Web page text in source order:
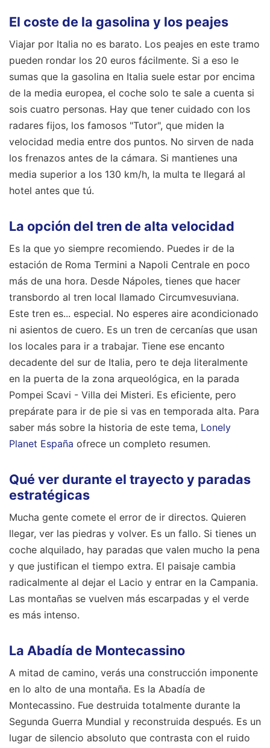
El coste de la gasolina y los peajes
Viajar por Italia no es barato. Los peajes en este tramo
pueden rondar los 20 euros fácilmente. Si a eso le
sumas que la gasolina en Italia suele estar por encima
de la media europea, el coche solo te sale a cuenta si
sois cuatro personas. Hay que tener cuidado con los
radares fijos, los famosos "Tutor", que miden la
velocidad media entre dos puntos. No sirven de nada
los frenazos antes de la cámara. Si mantienes una
media superior a los 130 km/h, la multa te llegará al
hotel antes que tú.
La opción del tren de alta velocidad
Es la que yo siempre recomiendo. Puedes ir de la
estación de Roma Termini a Napoli Centrale en poco
más de una hora. Desde Nápoles, tienes que hacer
transbordo al tren local llamado Circumvesuviana.
Este tren es... especial. No esperes aire acondicionado
ni asientos de cuero. Es un tren de cercanías que usan
los locales para ir a trabajar. Tiene ese encanto
decadente del sur de Italia, pero te deja literalmente
en la puerta de la zona arqueológica, en la parada
Pompei Scavi - Villa dei Misteri. Es eficiente, pero
prepárate para ir de pie si vas en temporada alta. Para
saber más sobre la historia de este tema, Lonely
Planet España ofrece un completo resumen.
Qué ver durante el trayecto y paradas
estratégicas
Mucha gente comete el error de ir directos. Quieren
llegar, ver las piedras y volver. Es un fallo. Si tienes un
coche alquilado, hay paradas que valen mucho la pena
y que justifican el tiempo extra. El paisaje cambia
radicalmente al dejar el Lacio y entrar en la Campania.
Las montañas se vuelven más escarpadas y el verde
es más intenso.
La Abadía de Montecassino
A mitad de camino, verás una construcción imponente
en lo alto de una montaña. Es la Abadía de
Montecassino. Fue destruida totalmente durante la
Segunda Guerra Mundial y reconstruida después. Es un
lugar de silencio absoluto que contrasta con el ruido